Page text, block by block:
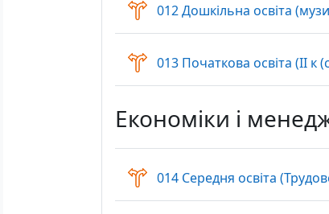
012 Дошкільна освіта
013 Початкова освіта (ІІ к
Економіки і
014 Середня освіта